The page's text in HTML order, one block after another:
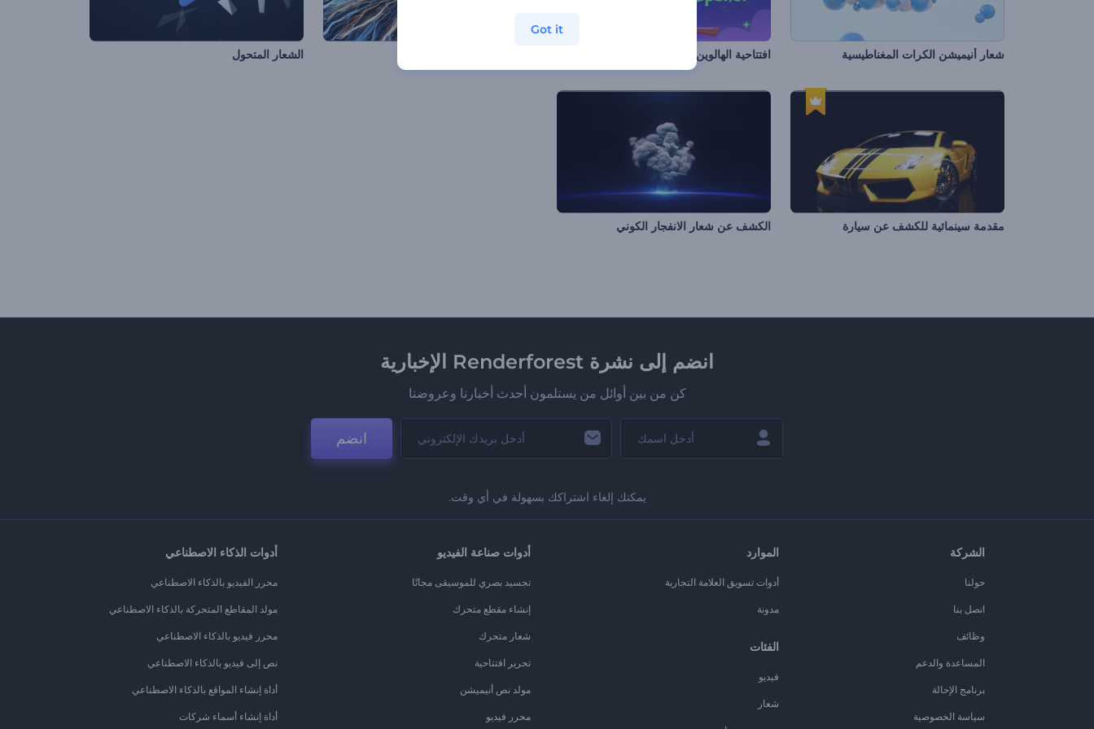
شعار أنيميشن الكرات المغناطيسية افتتاحية الهالوين السحرية الشعار المتحول
مقدمة سينمائية للكشف عن سيارة الكشف عن شعار الانفجار الكوني
انضم إلى نشرة Renderforest الإخبارية
كن من بين أوائل من يستلمون أحدث أخبارنا وعروضنا
انضم
يمكنك إلغاء اشتراكك بسهولة في أي وقت.
الشركة
حولنا
اتصل بنا
وظائف
المساعدة والدعم
برنامج الإحالة
سياسة الخصوصية
الموارد
أدوات تسويق العلامة التجارية
مدونة
الفئات
فيديو
شعار
أدوات صناعة الفيديو
تجسيد بصري للموسيقى مجانًا
إنشاء مقطع متحرك
شعار متحرك
تحرير افتتاحية
مولد نص أنيميشن
محرر فيديو
أدوات الذكاء الاصطناعي
محرر الفيديو بالذكاء الاصطناعي
مولد المقاطع المتحركة بالذكاء الاصطناعي
محرر فيديو بالذكاء الاصطناعي
نص إلى فيديو بالذكاء الاصطناعي
أداة إنشاء المواقع بالذكاء الاصطناعي
أداة إنشاء أسماء شركات
Got it